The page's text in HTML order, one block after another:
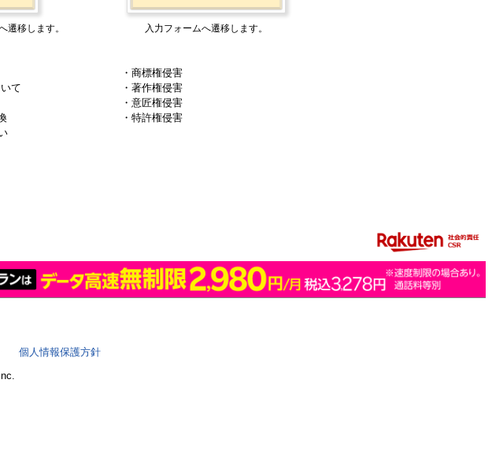
遷移します。
て
入力フォームへ遷移します。
・商標権侵害
・著作権侵害
・意匠権侵害
・特許権侵害
個人情報保護方針